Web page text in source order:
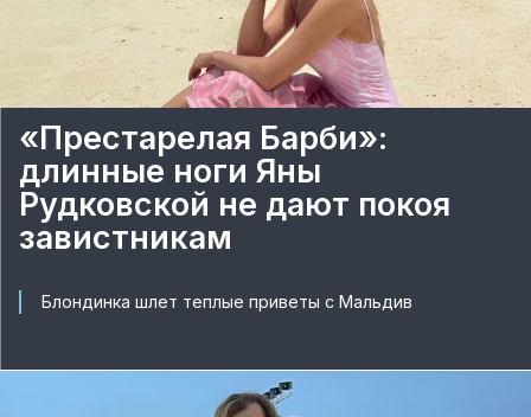
«Престарелая Барби»:
длинные ноги Яны
Рудковской не дают покоя
завистникам
Блондинка шлет теплые приветы с Мальдив